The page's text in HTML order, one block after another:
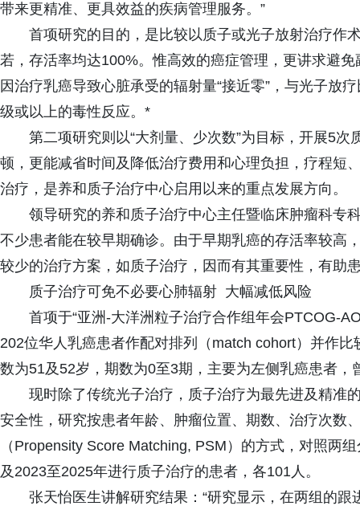
带来更精准、更具效益的疾病管理服务。”
首项研究的目的，是比较以质子或光子放射治疗作
若，存活率均达100%。惟高效的癌症管理，更讲求避
因治疗乳癌导致心脏承受的辐射量“接近零”，与光子放
级或以上的毒性反应。*
第二项研究则以“大剂量、少次数”为目标，开展5
顿，更能减省时间及降低治疗费用和心理负担，疗程短
治疗，是养和质子治疗中心启用以来的重点发展方向。
领导研究的养和质子治疗中心主任暨临床肿瘤科专
不少患者能在较早期确诊。由于早期乳癌的存活率较高
较少的治疗方案，如质子治疗，因而有其重要性，有助
质子治疗可免不必要心肺辐射 大幅减低风险
首项于“亚洲-大洋洲粒子治疗合作组年会PTCOG-
202位华人乳癌患者作配对排列（match cohort）并作
数为51及52岁，期数为0至3期，主要为左侧乳癌患者
现时除了传统光子治疗，质子治疗为最先进及精准
安全性，研究按患者年龄、肿瘤位置、期数、治疗次数
（Propensity Score Matching, PSM）的方式，对照两
及2023至2025年进行质子治疗的患者，各101人。
张天怡医生讲解研究结果：“研究显示，在两组的